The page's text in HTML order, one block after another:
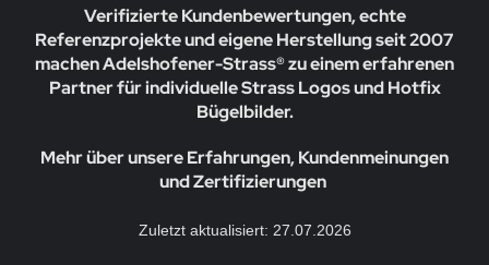
Verifizierte Kundenbewertungen, echte
Referenzprojekte und eigene Herstellung seit 2007
machen Adelshofener-Strass® zu einem erfahrenen
Partner für individuelle Strass Logos und Hotfix
Bügelbilder.
Mehr über unsere Erfahrungen, Kundenmeinungen
und Zertifizierungen
Zuletzt aktualisiert: 27.07.2026